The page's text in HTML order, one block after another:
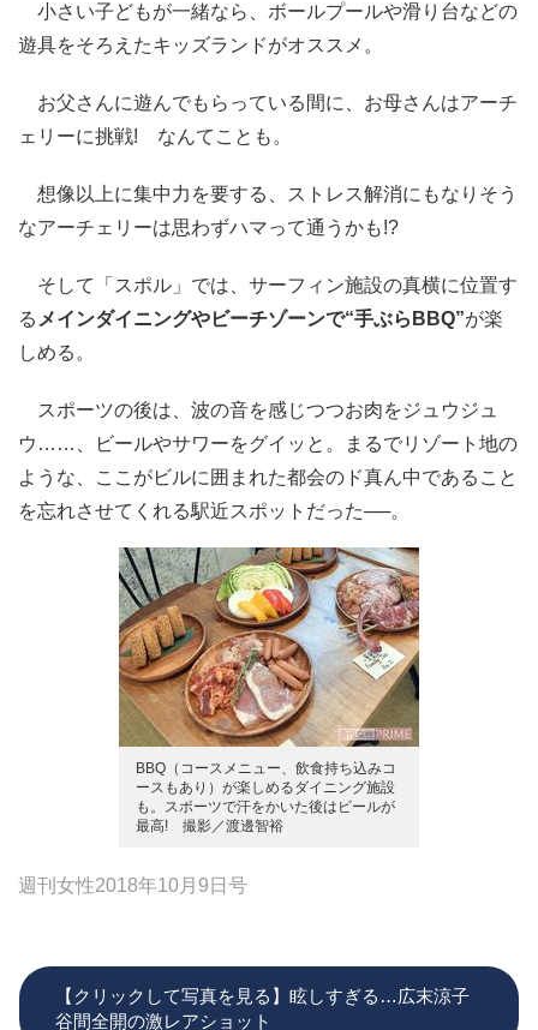
小さい子どもが一緒なら、ボールプールや滑り台などの
遊具をそろえたキッズランドがオススメ。
お父さんに遊んでもらっている間に、お母さんはアーチ
ェリーに挑戦! なんてことも。
想像以上に集中力を要する、ストレス解消にもなりそう
なアーチェリーは思わずハマって通うかも!?
そして「スポル」では、サーフィン施設の真横に位置す
る メインダイニングやビーチゾーンで“手ぶらBBQ”が楽
しめる。
スポーツの後は、波の音を感じつつお肉をジュウジュ
ウ……、ビールやサワーをグイッと。まるでリゾート地の
ような、ここがビルに囲まれた都会のド真ん中であること
を忘れさせてくれる駅近スポットだった──。
BBQ（コースメニュー、飲食持ち込みコ
ースもあり）が楽しめるダイニング施設
も。スポーツで汗をかいた後はビールが
最高! 撮影／渡邊智裕
週刊女性2018年10月9日号
【クリックして写真を見る】眩しすぎる…広末涼子
谷間全開の激レアショット